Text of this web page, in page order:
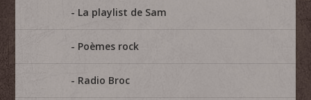
La playlist de Sam
Poèmes rock
Radio Broc